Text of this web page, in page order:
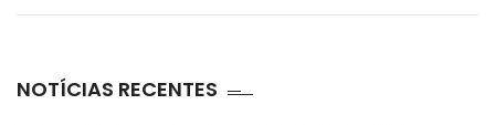
NOTÍCIAS RECENTES